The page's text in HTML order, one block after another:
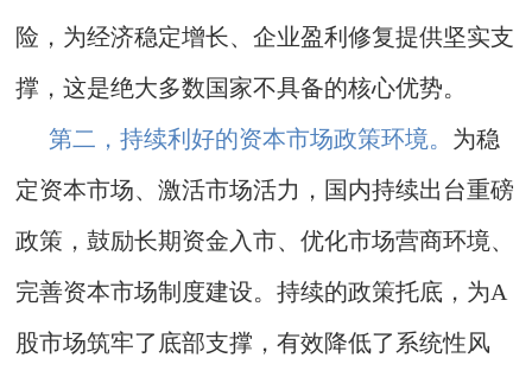
险，为经济稳定增长、企业盈利修复提供坚实支
撑，这是绝大多数国家不具备的核心优势。
第二，持续利好的资本市场政策环境。 为稳
定资本市场、激活市场活力，国内持续出台重磅
政策，鼓励长期资金入市、优化市场营商环境、
完善资本市场制度建设。持续的政策托底，为A
股市场筑牢了底部支撑，有效降低了系统性风